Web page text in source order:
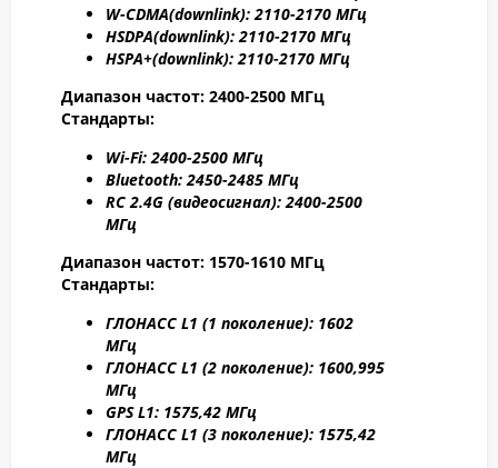
W-CDMA(downlink): 2110-2170 МГц
HSDPA(downlink): 2110-2170 МГц
HSPA+(downlink): 2110-2170 МГц
Диапазон частот: 2400-2500 МГц
Стандарты:
Wi-Fi: 2400-2500 МГц
Bluetooth: 2450-2485 МГц
RC 2.4G (видеосигнал): 2400-2500
МГц
Диапазон частот: 1570-1610 МГц
Стандарты:
ГЛОНАСС L1 (1 поколение): 1602
МГц
ГЛОНАСС L1 (2 поколение): 1600,995
МГц
GPS L1: 1575,42 МГц
ГЛОНАСС L1 (3 поколение): 1575,42
МГц